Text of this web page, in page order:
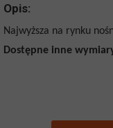
Opis:
Najwyższa na rynku
Dostępne inne